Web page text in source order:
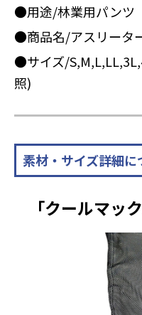
●用途/林業用パンツ
●商品名/アスリータ
●サイズ/
照)
素材・サイズ詳細に
「クールマック